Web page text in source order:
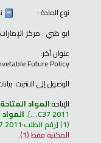
نوع المادة :
ابو ظبي : مركز الإمارات
عنوان آخر:
Future Policy?
الوصول إلى الانترنت:
الإتاحة:المواد المتاحة
C37 2011, ..
.
(1) رقم الطلب:2011
المكتبة فقط(1).